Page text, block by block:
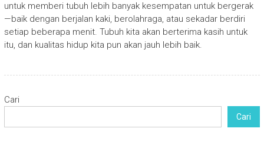
untuk memberi tubuh lebih banyak kesempatan untuk bergerak
—baik dengan berjalan kaki, berolahraga, atau sekadar berdiri
setiap beberapa menit. Tubuh kita akan berterima kasih untuk
itu, dan kualitas hidup kita pun akan jauh lebih baik.
Cari
Cari